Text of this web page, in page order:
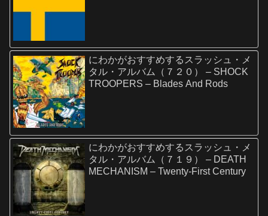
にわかがおすすめするスラッシュ・メ
タル・アルバム（７２０） – SHOCK
TROOPERS – Blades And Rods
にわかがおすすめするスラッシュ・メ
タル・アルバム（７１９） – DEATH
MECHANISM – Twenty-First Century